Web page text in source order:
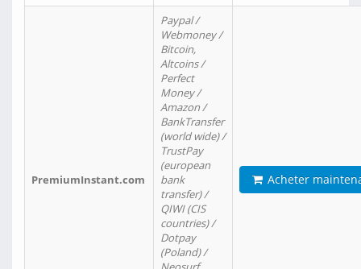
PremiumInstant.com
Paypal /
Webmoney /
Bitcoin,
Altcoins /
Perfect
Money /
Amazon /
BankTransfer
(world wide) /
TrustPay
(european
bank
transfer) /
QIWI (CIS
countries) /
Dotpay
(Poland) /
Acheter